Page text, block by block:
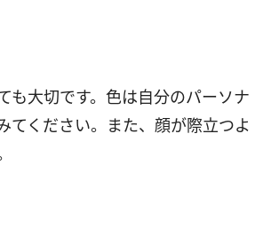
も大切です。色は自分のパーソナ
てください。また、顔が際立つよ